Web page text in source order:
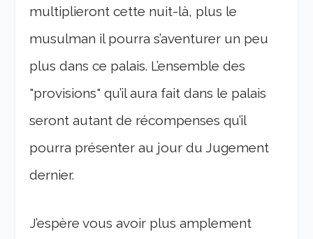
multiplieront cette nuit-là, plus le
musulman il pourra s’aventurer un peu
plus dans ce palais. L’ensemble des
"provisions" qu’il aura fait dans le palais
seront autant de récompenses qu’il
pourra présenter au jour du Jugement
dernier.
J’espère vous avoir plus amplement